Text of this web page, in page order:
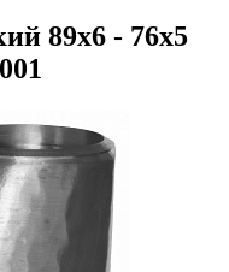
89х6 - 76х5